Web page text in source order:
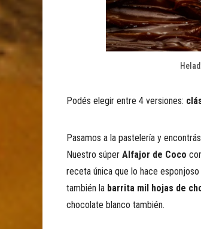
Podés elegir entre 4 versiones:
Pasamos a la pastelería y
Nuestro súper Alfajor de Coco
receta única que lo hace
también la barrita mil hojas de
chocolate blanco también.